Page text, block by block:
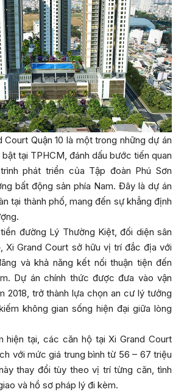
Court Quận 10 là một trong những dự án
tại TPHCM, đánh dấu bước tiến quan
phát triển của Tập đoàn Phú Sơn
bất động sản phía Nam. Đây là dự án
tại thành phố, mang đến sự khẳng định
đường Lý Thường Kiệt, đối diện sân
Xi Grand Court sở hữu vị trí đắc địa với
và khả năng kết nối thuận tiện đến
Dự án chính thức được đưa vào vận
2018, trở thành lựa chọn an cư lý tưởng
không gian sống hiện đại giữa lòng
hiện tại, các căn hộ tại Xi Grand Court
với mức giá trung bình từ 56 – 67 triệu
thay đổi tùy theo vị trí từng căn, tình
và hồ sơ pháp lý đi kèm.